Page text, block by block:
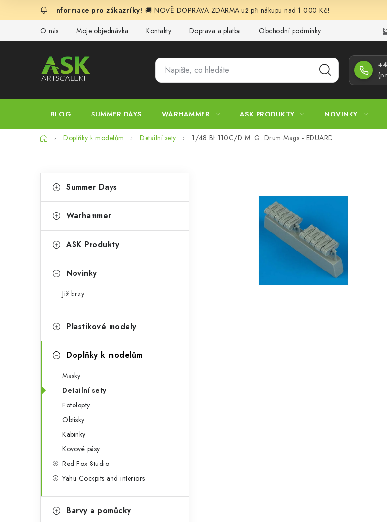
🚚 NOVĚ DOPRAVA ZDARMA už při nákupu nad 1 000 Kč!
O nás Moje objednávka Kontakty Doprava a platba Obchodní podmínky Podmínky
BLOG SUMMER DAYS WARHAMMER ASK PRODUKTY NOVINKY
DomůDoplňky k modelům Detailní sety 1/48 Bf 110C/D M. G. Drum Mags - EDUARD
o
t
r
n
p
n
kategorie
a
e
o
e
Summer Days
Warhammer
ASK Produkty
Novinky
Již brzy
Plastikové modely
Doplňky k modelům
Masky
Detailní sety
Fotolepty
Obtisky
Kabinky
Kovové pásy
Red Fox Studio
Yahu Cockpits and interiors
Barvy a pomůcky